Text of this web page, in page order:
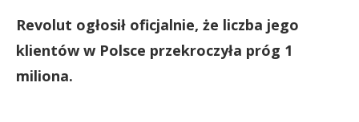
Revolut ogłosił oficjalnie, że liczba jego
klientów w Polsce przekroczyła próg 1
miliona.